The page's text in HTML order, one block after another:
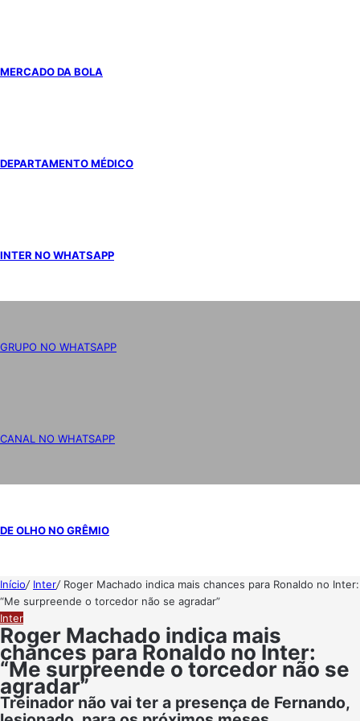
MERCADO DA BOLA
DEPARTAMENTO MÉDICO
INTER NO WHATSAPP
GRUPO NO WHATSAPP
CANAL NO WHATSAPP
DE OLHO NO GRÊMIO
Início/ Inter/ Roger Machado indica mais chances para Ronaldo no Inter:
“Me surpreende o torcedor não se agradar”
Inter
Roger Machado indica mais
chances para Ronaldo no Inter:
“Me surpreende o torcedor não se
agradar”
Treinador não vai ter a presença de Fernando,